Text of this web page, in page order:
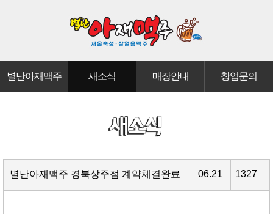
별난아재맥주 새소식 매장안내 창업문의
별난아재맥주 경북상주점 계약체결완료 06.21 1327